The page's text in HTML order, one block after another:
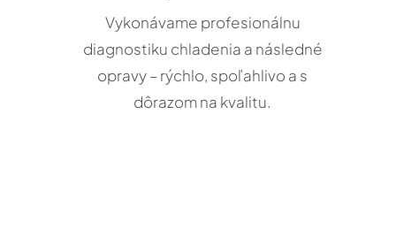
Vykonávame profesionálnu
diagnostiku chladenia a následné
opravy – rýchlo, spoľahlivo a s
dôrazom na kvalitu.